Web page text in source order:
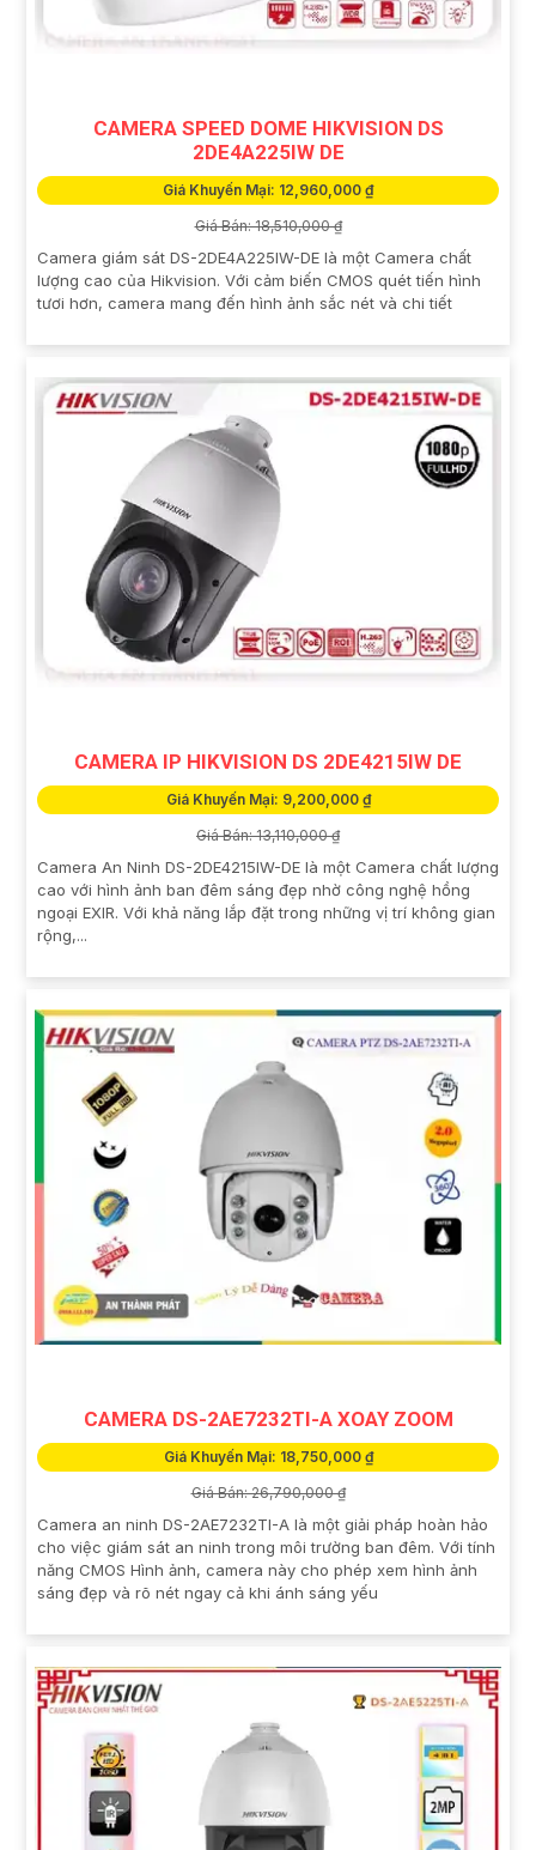
CAMERA SPEED DOME HIKVISION DS
2DE4A225IW DE
Giá Khuyến Mại: 12,960,000 ₫
Giá Bán: 18,510,000 ₫
Camera giám sát DS-2DE4A225IW-DE là một Camera chất
lượng cao của Hikvision. Với cảm biến CMOS quét tiến hình
tươi hơn, camera mang đến hình ảnh sắc nét và chi tiết
CAMERA IP HIKVISION DS 2DE4215IW DE
Giá Khuyến Mại: 9,200,000 ₫
Giá Bán: 13,110,000 ₫
Camera An Ninh DS-2DE4215IW-DE là một Camera chất lượng
cao với hình ảnh ban đêm sáng đẹp nhờ công nghệ hồng
ngoại EXIR. Với khả năng lắp đặt trong những vị trí không gian
rộng,...
CAMERA DS-2AE7232TI-A XOAY ZOOM
Giá Khuyến Mại: 18,750,000 ₫
Giá Bán: 26,790,000 ₫
Camera an ninh DS-2AE7232TI-A là một giải pháp hoàn hảo
cho việc giám sát an ninh trong môi trường ban đêm. Với tính
năng CMOS Hình ảnh, camera này cho phép xem hình ảnh
sáng đẹp và rõ nét ngay cả khi ánh sáng yếu